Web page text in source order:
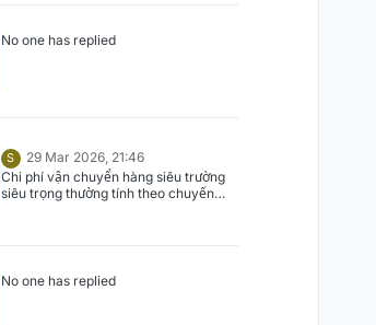
No one has replied
S
29 Mar 2026, 21:46
Chi phí vận chuyển hàng siêu trường
siêu trọng thường tính theo chuyến
No one has replied